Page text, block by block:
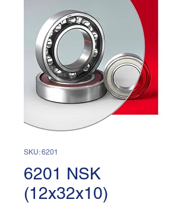
SKU: 6201
6201 NSK
(12x32x10)